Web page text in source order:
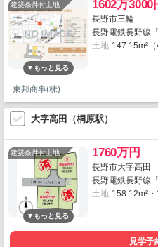
建築条件付土地 1602万3000
長野市三輪
長野電鉄長野線
土地 147.15m²（
東邦商事(株)
大字高田（桐原駅）
建築条件付土地 1760万円
長野市大字高田
長野電鉄長野線
土地 158.12m²
見学予